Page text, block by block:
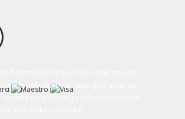
de website. Daarnaast gebruiken wij